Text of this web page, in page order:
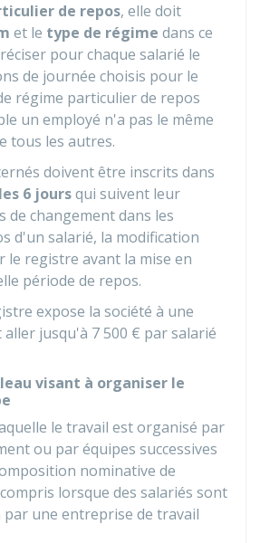
de repos, elle doit
et le type de régime dans ce
pour chaque salarié le
de journée choisis pour le
régime particulier de repos
un employé n'a pas le même
tous les autres.
doivent être inscrits dans
6 joursqui suivent leur
de changement dans les
d'un salarié, la modification
le registre avant la mise en
période de repos.
expose la société à une
aller jusqu'à 7 500 € par salarié
visant à organiser le
le travail est organisé par
ou par équipes successives
nominative de
lorsque des salariés sont
par une entreprise de travail